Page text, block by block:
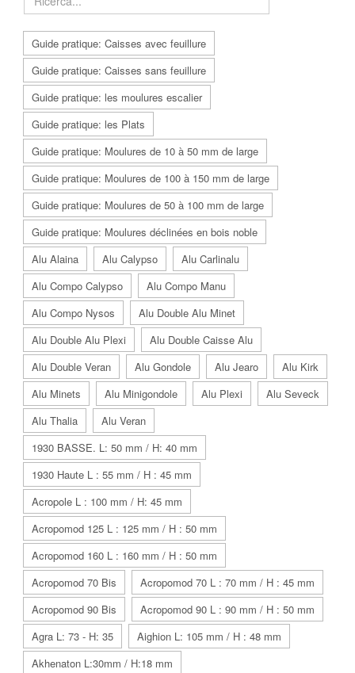
Guide pratique: Caisses avec feuillure
Guide pratique: Caisses sans feuillure
Guide pratique: les moulures escalier
Guide pratique: les Plats
Guide pratique: Moulures de 10 à 50 mm de large
Guide pratique: Moulures de 100 à 150 mm de large
Guide pratique: Moulures de 50 à 100 mm de large
Guide pratique: Moulures déclinées en bois noble
Alu Alaina
Alu Calypso
Alu Carlinalu
Alu Compo Calypso
Alu Compo Manu
Alu Compo Nysos
Alu Double Alu Minet
Alu Double Alu Plexi
Alu Double Caisse Alu
Alu Double Veran
Alu Gondole Alu Jearo
Alu Kirk
Alu Minets
Alu Minigondole Alu Plexi
Alu Seveck
Alu Thalia
Alu Veran
1930 BASSE. L: 50 mm / H: 40 mm
1930 Haute L : 55 mm / H : 45 mm
Acropole L : 100 mm / H: 45 mm
Acropomod 125 L : 125 mm / H : 50 mm
Acropomod 160 L : 160 mm / H : 50 mm
Acropomod 70 Bis
Acropomod 70 L : 70 mm / H : 45 mm
Acropomod 90 Bis
Acropomod 90 L : 90 mm / H : 50 mm
Agra L: 73 - H: 35
Aighion L: 105 mm / H : 48 mm
Akhenaton L:30mm / H:18 mm